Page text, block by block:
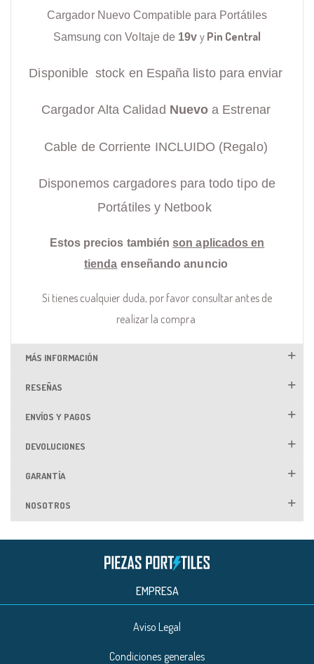
Cargador Nuevo Compatible para Portátiles
Samsung con Voltaje de 19v y Pin Central
Disponible stock en España listo para enviar
Cargador Alta Calidad Nuevo a Estrenar
Cable de Corriente INCLUIDO (Regalo)
Disponemos cargadores para todo tipo de
Portátiles y Netbook
Estos precios también son aplicados en
tienda enseñando anuncio
Si tienes cualquier duda, por favor consultar antes de
realizar la compra
MÁS INFORMACIÓN
RESEÑAS
ENVÍOS Y PAGOS
DEVOLUCIONES
GARANTÍA
NOSOTROS
EMPRESA
Aviso Legal
Condiciones generales